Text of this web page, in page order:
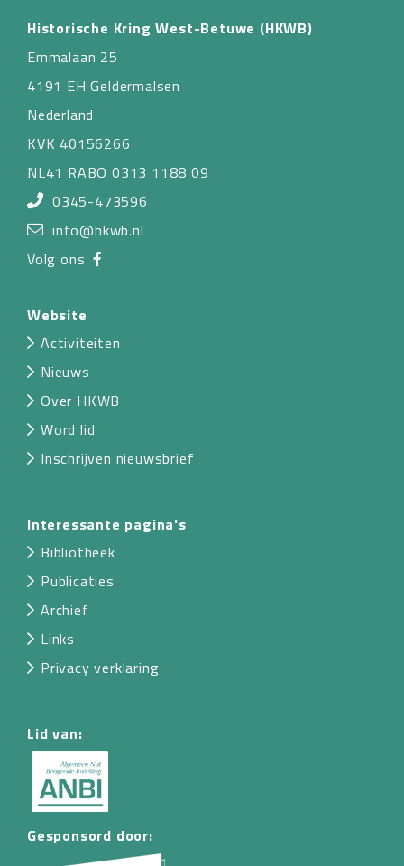
Historische Kring West-Betuwe (HKWB)
Emmalaan 25
4191 EH Geldermalsen
Nederland
KVK 40156266
NL41 RABO 0313 1188 09
0345-473596
info@hkwb.nl
Volg ons
Website
Activiteiten
Nieuws
Over HKWB
Word lid
Inschrijven nieuwsbrief
Interessante pagina's
Bibliotheek
Publicaties
Archief
Links
Privacy verklaring
Lid van:
Gesponsord door: